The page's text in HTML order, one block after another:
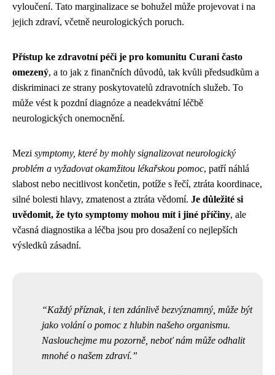
vyloučení. Tato marginalizace se bohužel může projevovat i na
jejich zdraví, včetně neurologických poruch.
Přístup ke zdravotní péči je pro komunitu Curani často
omezený, a to jak z finančních důvodů, tak kvůli předsudkům a
diskriminaci ze strany poskytovatelů zdravotních služeb. To
může vést k pozdní diagnóze a neadekvátní léčbě
neurologických onemocnění.
Mezi symptomy, které by mohly signalizovat neurologický
problém a vyžadovat okamžitou lékařskou pomoc, patří náhlá
slabost nebo necitlivost končetin, potíže s řečí, ztráta koordinace,
silné bolesti hlavy, zmatenost a ztráta vědomí. Je důležité si
uvědomit, že tyto symptomy mohou mít i jiné příčiny, ale
včasná diagnostika a léčba jsou pro dosažení co nejlepších
výsledků zásadní.
Každý příznak, i ten zdánlivě bezvýznamný, může být
jako volání o pomoc z hlubin našeho organismu.
Naslouchejme mu pozorně, neboť nám může odhalit
mnohé o našem zdraví.